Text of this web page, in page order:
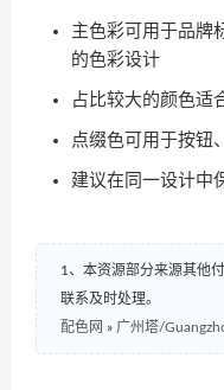
主色彩可用于品牌
的色彩设计
占比较大的颜色适
点缀色可用于按钮
建议在同一设计中
1、本资源部分来源其他
联系及时处理。
配色网 » 广州塔/